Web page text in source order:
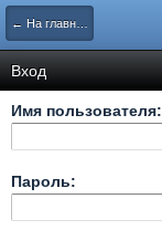
← На главную
Вход
Имя пользователя:
Пароль: